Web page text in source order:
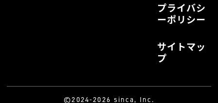
プライバシ
ーポリシー
サイトマッ
プ
©2024-2026 sinca, Inc.